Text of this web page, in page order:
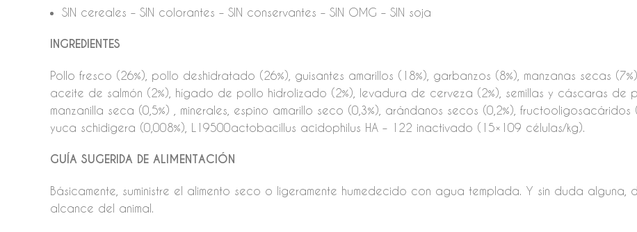
SIN cereales – SIN colorantes – SIN conservantes – SIN OMG – SIN soja
INGREDIENTES
Pollo fresco (26%), pollo deshidratado (26%), guisantes amarillos (18%), garbanzos (8%), manzanas secas
aceite de salmón (2%), hígado de pollo hidrolizado (2%), levadura de cerveza (2%), semillas y cáscaras de
manzanilla seca (0,5%) , minerales, espino amarillo seco (0,3%), arándanos secos (0,2%), fructooligosacáridos
yuca schidigera (0,008%), L19500actobacillus acidophilus HA – 122 inactivado (15×109 células/kg).
GUÍA SUGERIDA DE ALIMENTACIÓN
Básicamente, suministre el alimento seco o ligeramente humedecido con agua templada. Y sin duda
alcance del animal.